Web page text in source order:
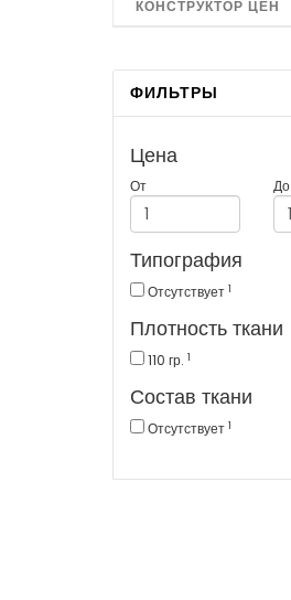
КОНСТРУКТОР ЦЕН
ФИЛЬТРЫ
Цена
От До
Типография
Отсутствует 1
Плотность ткани
110 гр. 1
Состав ткани
Отсутствует 1